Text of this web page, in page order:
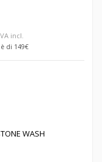
incl.
di 149€
WASH